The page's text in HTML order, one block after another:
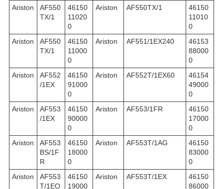
Ariston
AF550
TX/1
46150
11020
0
Ariston AF550TX/1
46150
11010
0
Ariston
AF550
TX/1
46150
11000
0
Ariston AF551/1EX240
46153
88000
0
Ariston
AF552
/1EX
46150
91000
0
Ariston AF552T/1EX60
46154
49000
0
Ariston
AF553
/1EX
46150
90000
0
Ariston AF553/1FR
46150
17000
0
Ariston
AF553
BS/1F
R
46150
18000
0
Ariston AF553T/1AG
46150
83000
0
Ariston
AF553
T/1EO
46150
19000
Ariston AF553T/1EX
46150
86000